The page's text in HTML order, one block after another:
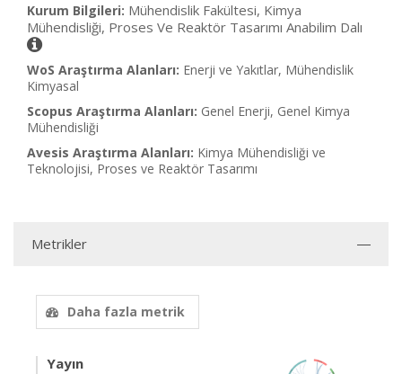
Kurum Bilgileri: Mühendislik Fakültesi, Kimya
Mühendisliği, Proses Ve Reaktör Tasarımı Anabilim Dalı
WoS Araştırma Alanları: Enerji ve Yakıtlar, Mühendislik
Kimyasal
Scopus Araştırma Alanları: Genel Enerji, Genel Kimya
Mühendisliği
Avesis Araştırma Alanları: Kimya Mühendisliği ve
Teknolojisi, Proses ve Reaktör Tasarımı
Metrikler
Daha fazla metrik
Yayın